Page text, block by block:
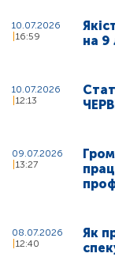
10.07.2026
16:59
на 9
10.07.2026
12:13
09.07.2026
13:27
08.07.2026
12:40
Як